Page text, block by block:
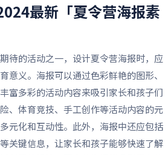
最新「夏令营海报素
待的活动之一，设计夏令营海报时，应
意义。海报可以通过色彩鲜艳的图形、
富多彩的活动内容来吸引家长和孩子们
、体育竞技、手工创作等活动内容的元
元化和互动性。此外，海报中还应包括
关键信息，让家长和孩子能够快速了解